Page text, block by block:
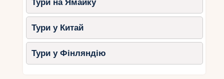
Тури на Ямайку
Тури у Китай
Тури у Фінляндію